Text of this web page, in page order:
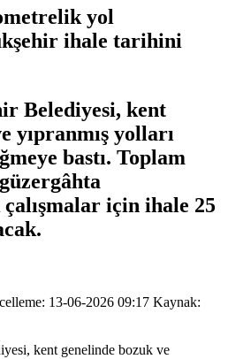
yol
ihale tarihini
Belediyesi, kent
yıpranmış yolları
bastı. Toplam
için ihale 25
13-06-2026 09:17 Kaynak: